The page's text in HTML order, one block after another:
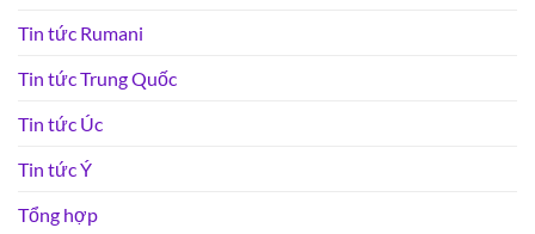
Tin tức Rumani
Tin tức Trung Quốc
Tin tức Úc
Tin tức Ý
Tổng hợp